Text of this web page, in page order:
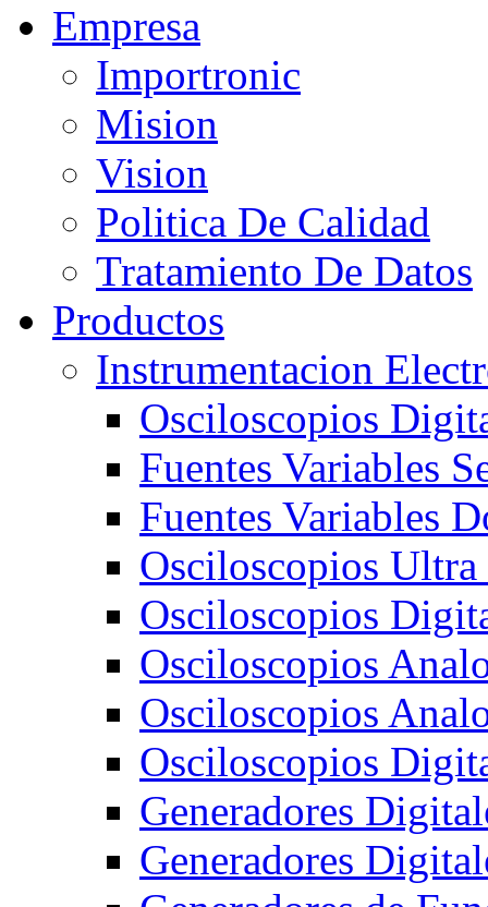
Empresa
Importronic
Mision
Vision
Politica De Calidad
Tratamiento De Datos
Productos
Instrumentacion
Osciloscopios
Fuentes Variables
Fuentes Variables
Osciloscopios
Osciloscopios
Osciloscopios
Osciloscopios
Osciloscopios
Generadores
Generadores